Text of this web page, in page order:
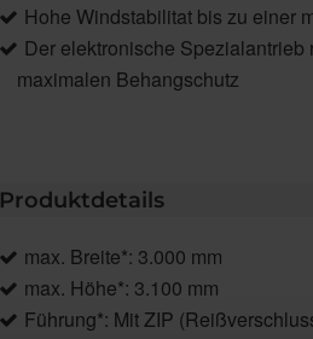
Hohe Windstabilitat bis zu einer
Der elektronische
maximalen Behangschutz
Produktdetails
max. Breite*: 3.000 mm
max. Höhe*: 3.100 mm
Führung*: Mit ZIP